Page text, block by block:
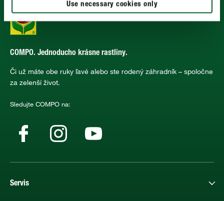
Use necessary cookies only
COMPO. Jednoducho krásne rastliny.
Či už máte obe ruky ľavé alebo ste rodený záhradník – spoločne
za zelenší život.
Sledujte COMPO na:
Servis